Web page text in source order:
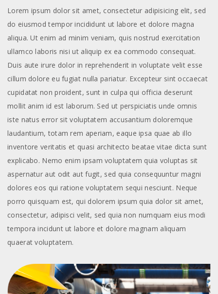
Lorem ipsum dolor sit amet, consectetur adipisicing elit, sed
do eiusmod tempor incididunt ut labore et dolore magna
aliqua. Ut enim ad minim veniam, quis nostrud exercitation
ullamco laboris nisi ut aliquip ex ea commodo consequat.
Duis aute irure dolor in reprehenderit in voluptate velit esse
cillum dolore eu fugiat nulla pariatur. Excepteur sint occaecat
cupidatat non proident, sunt in culpa qui officia deserunt
mollit anim id est laborum. Sed ut perspiciatis unde omnis
iste natus error sit voluptatem accusantium doloremque
laudantium, totam rem aperiam, eaque ipsa quae ab illo
inventore veritatis et quasi architecto beatae vitae dicta sunt
explicabo. Nemo enim ipsam voluptatem quia voluptas sit
aspernatur aut odit aut fugit, sed quia consequuntur magni
dolores eos qui ratione voluptatem sequi nesciunt. Neque
porro quisquam est, qui dolorem ipsum quia dolor sit amet,
consectetur, adipisci velit, sed quia non numquam eius modi
tempora incidunt ut labore et dolore magnam aliquam
quaerat voluptatem.